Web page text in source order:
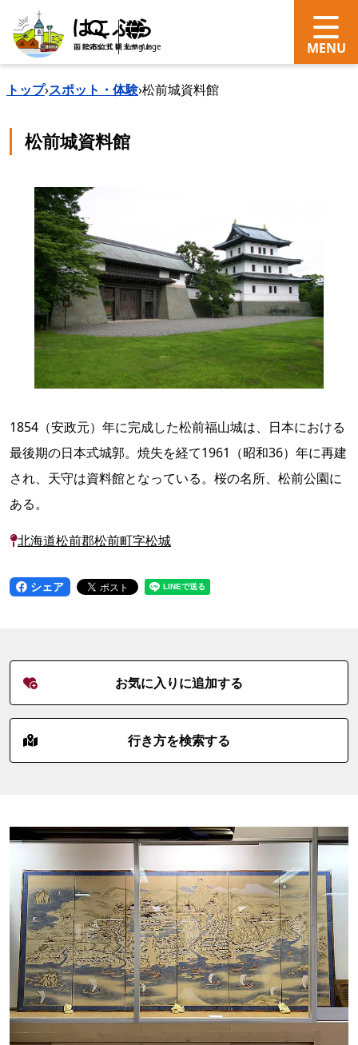
search Language
トップ›スポット・体験›松前城資料館
松前城資料館
1854（安政元）年に完成した松前福山城は、日本における
最後期の日本式城郭。焼失を経て1961（昭和36）年に再建
され、天守は資料館となっている。桜の名所、松前公園に
ある。
北海道松前郡松前町字松城
シェア
お気に入りに追加する
行き方を検索する